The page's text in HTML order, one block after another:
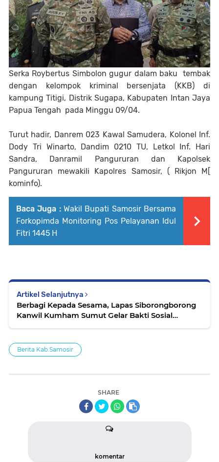
Serka Roybertus Simbolon gugur dalam baku tembak
dengan kelompok kriminal bersenjata (KKB) di
kampung Titigi, Distrik Sugapa, Kabupaten Intan Jaya
Papua Tengah pada Minggu 09/04.
Turut hadir, Danrem 023 Kawal Samudera, Kolonel Inf.
Dody Tri Winarto, Dandim 0210 TU, Letkol Inf. Hari
Sandra, Danramil Pangururan dan Kapolsek
Pangururan mewakili Kapolres Samosir, ( Rikjon M[
kominfo).
Baca Juga : Wakil Bupati Samosir Bersama
Forkopimda Monitoring Pos Pelayanan Idul
Fitri 1445 H
Artikel Selanjutnya
Berbagi Kepada Sesama, Lapas Siborongborong
Kanwil Kumham Sumut Gelar Bakti Sosial
Berita Kab.Samosir
SHARE
komentar